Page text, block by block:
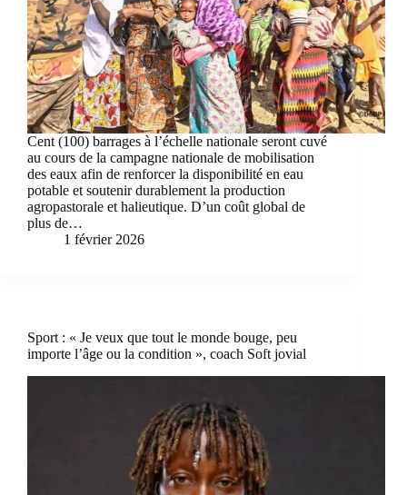
Cent (100) barrages à l’échelle nationale seront cuvé
au cours de la campagne nationale de mobilisation
des eaux afin de renforcer la disponibilité en eau
potable et soutenir durablement la production
agropastorale et halieutique. D’un coût global de
plus de…
1 février 2026
Sport : « Je veux que tout le monde bouge, peu
importe l’âge ou la condition », coach Soft jovial